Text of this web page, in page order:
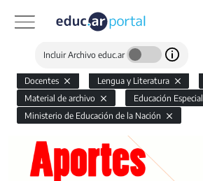
Incluir Archivo educ.ar
Docentes Lengua y Literatura
Material de archivo
Educación Especial
Ministerio de Educación de la Nación